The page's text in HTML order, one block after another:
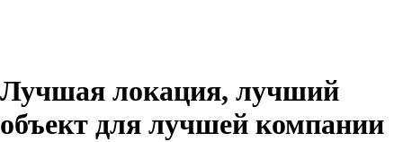
Лучшая локация, лучший
объект для лучшей компании